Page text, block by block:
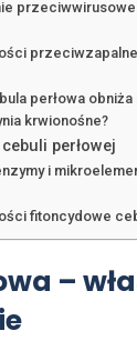
perłowa
krwionośne?
perłowej
i
fitoncydowe
–